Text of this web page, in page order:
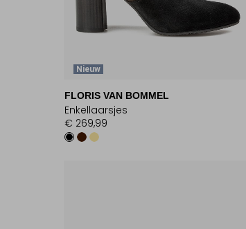
Nieuw
FLORIS VAN BOMMEL
Enkellaarsjes
€ 269,99